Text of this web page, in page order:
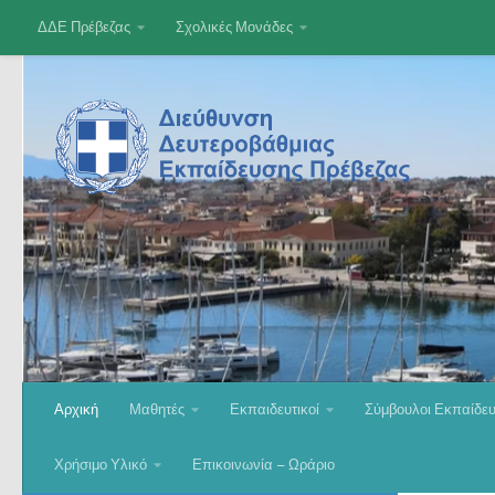
Skip to content
ΔΔΕ Πρέβεζας Σχολικές Μονάδες
Αρχική Μαθητές Εκπαιδευτικοί Σύμβουλοι
Χρήσιμο Υλικό Επικοινωνία – Ωράριο